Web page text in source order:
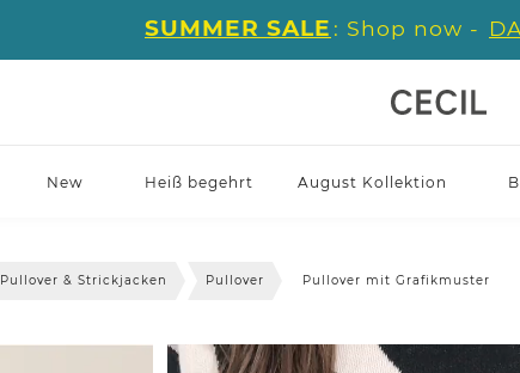
SUMMER SALE : Shop now -
New Heiß begehrt August Kollektion
Pullover & Strickjacken Pullover Pullover mit Grafikmuster